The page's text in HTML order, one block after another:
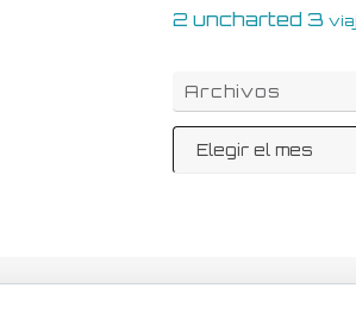
2 uncharted 3
Archivos
Archivos